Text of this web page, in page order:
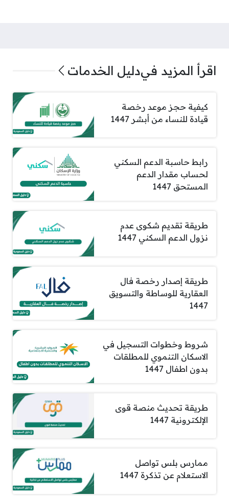
اقرأ المزيد فيدليل الخدمات
كيفية حجز موعد رخصة
قيادة للنساء من أبشر 1447
رابط حاسبة الدعم السكني
لحساب مقدار الدعم
المستحق 1447
طريقة تقديم شكوى عدم
نزول الدعم السكني 1447
طريقة إصدار رخصة فال
العقارية للوساطة والتسويق
1447
شروط وخطوات التسجيل في
الاسكان التنموي للمطلقات
بدون اطفال 1447
طريقة تحديث منصة قوى
الإلكترونية 1447
ممارس بلس تواصل
الاستعلام عن تذكرة 1447